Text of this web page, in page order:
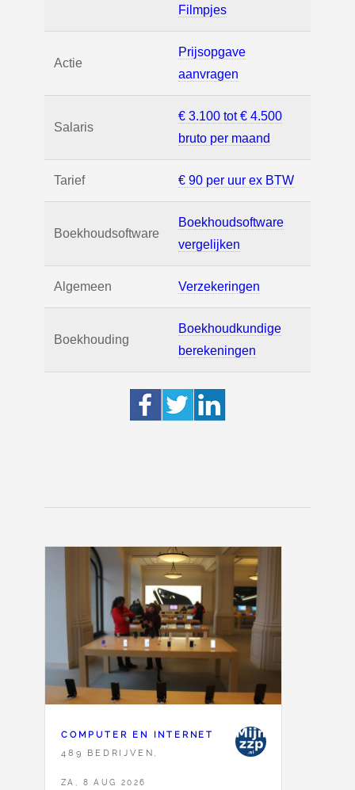
Filmpjes
Actie
Prijsopgave
aanvragen
Salaris
€ 3.100 tot € 4.500
bruto per maand
Tarief € 90 per uur ex BTW
Boekhoudsoftware
Boekhoudsoftware
vergelijken
Algemeen Verzekeringen
Boekhouding
Boekhoudkundige
berekeningen
COMPUTER EN INTERNET
489 BEDRIJVEN,
ZA, 8 AUG 2026